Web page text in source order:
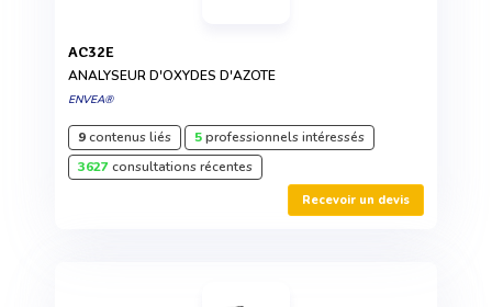
AC32E
ANALYSEUR D'OXYDES D'AZOTE
ENVEA®
9contenus liés 5professionnels intéressés
3627consultations récentes
Recevoir un devis